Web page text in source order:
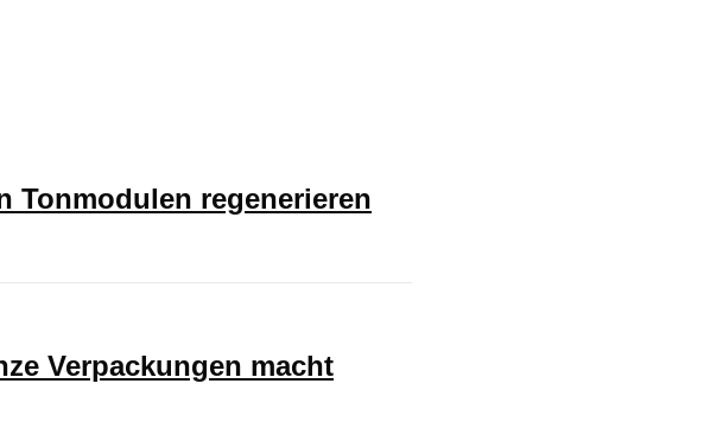
Tonmodulen regenerieren
Verpackungen macht